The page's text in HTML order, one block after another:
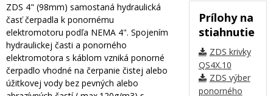
Prílohy na
stiahnutie
ZDS krivky
QS4X.10
ZDS výber
ponorného
ZDS 4" (98mm) samostaná hydraulická
časť čerpadla k ponornému
elektromotoru podľa NEMA 4". Spojením
hydraulickej časti a ponorného
elektromotora s káblom vzniká ponorné
čerpadlo vhodné na čerpanie čistej alebo
úžitkovej vody bez pevných alebo